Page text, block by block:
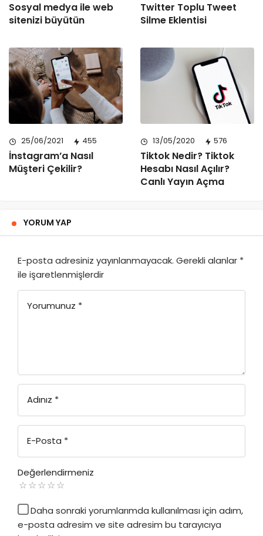
Sosyal medya ile web
sitenizi büyütün
Twitter Toplu Tweet
Silme Eklentisi
25/06/2021 455
İnstagram’a Nasıl
Müşteri Çekilir?
13/05/2020 576
Tiktok Nedir? Tiktok
Hesabı Nasıl Açılır?
Canlı Yayın Açma
YORUM YAP
E-posta adresiniz yayınlanmayacak. Gerekli alanlar *
ile işaretlenmişlerdir
Yorumunuz *
Adınız *
E-Posta *
Değerlendirmeniz
Daha sonraki yorumlarımda kullanılması için adım,
e-posta adresim ve site adresim bu tarayıcıya